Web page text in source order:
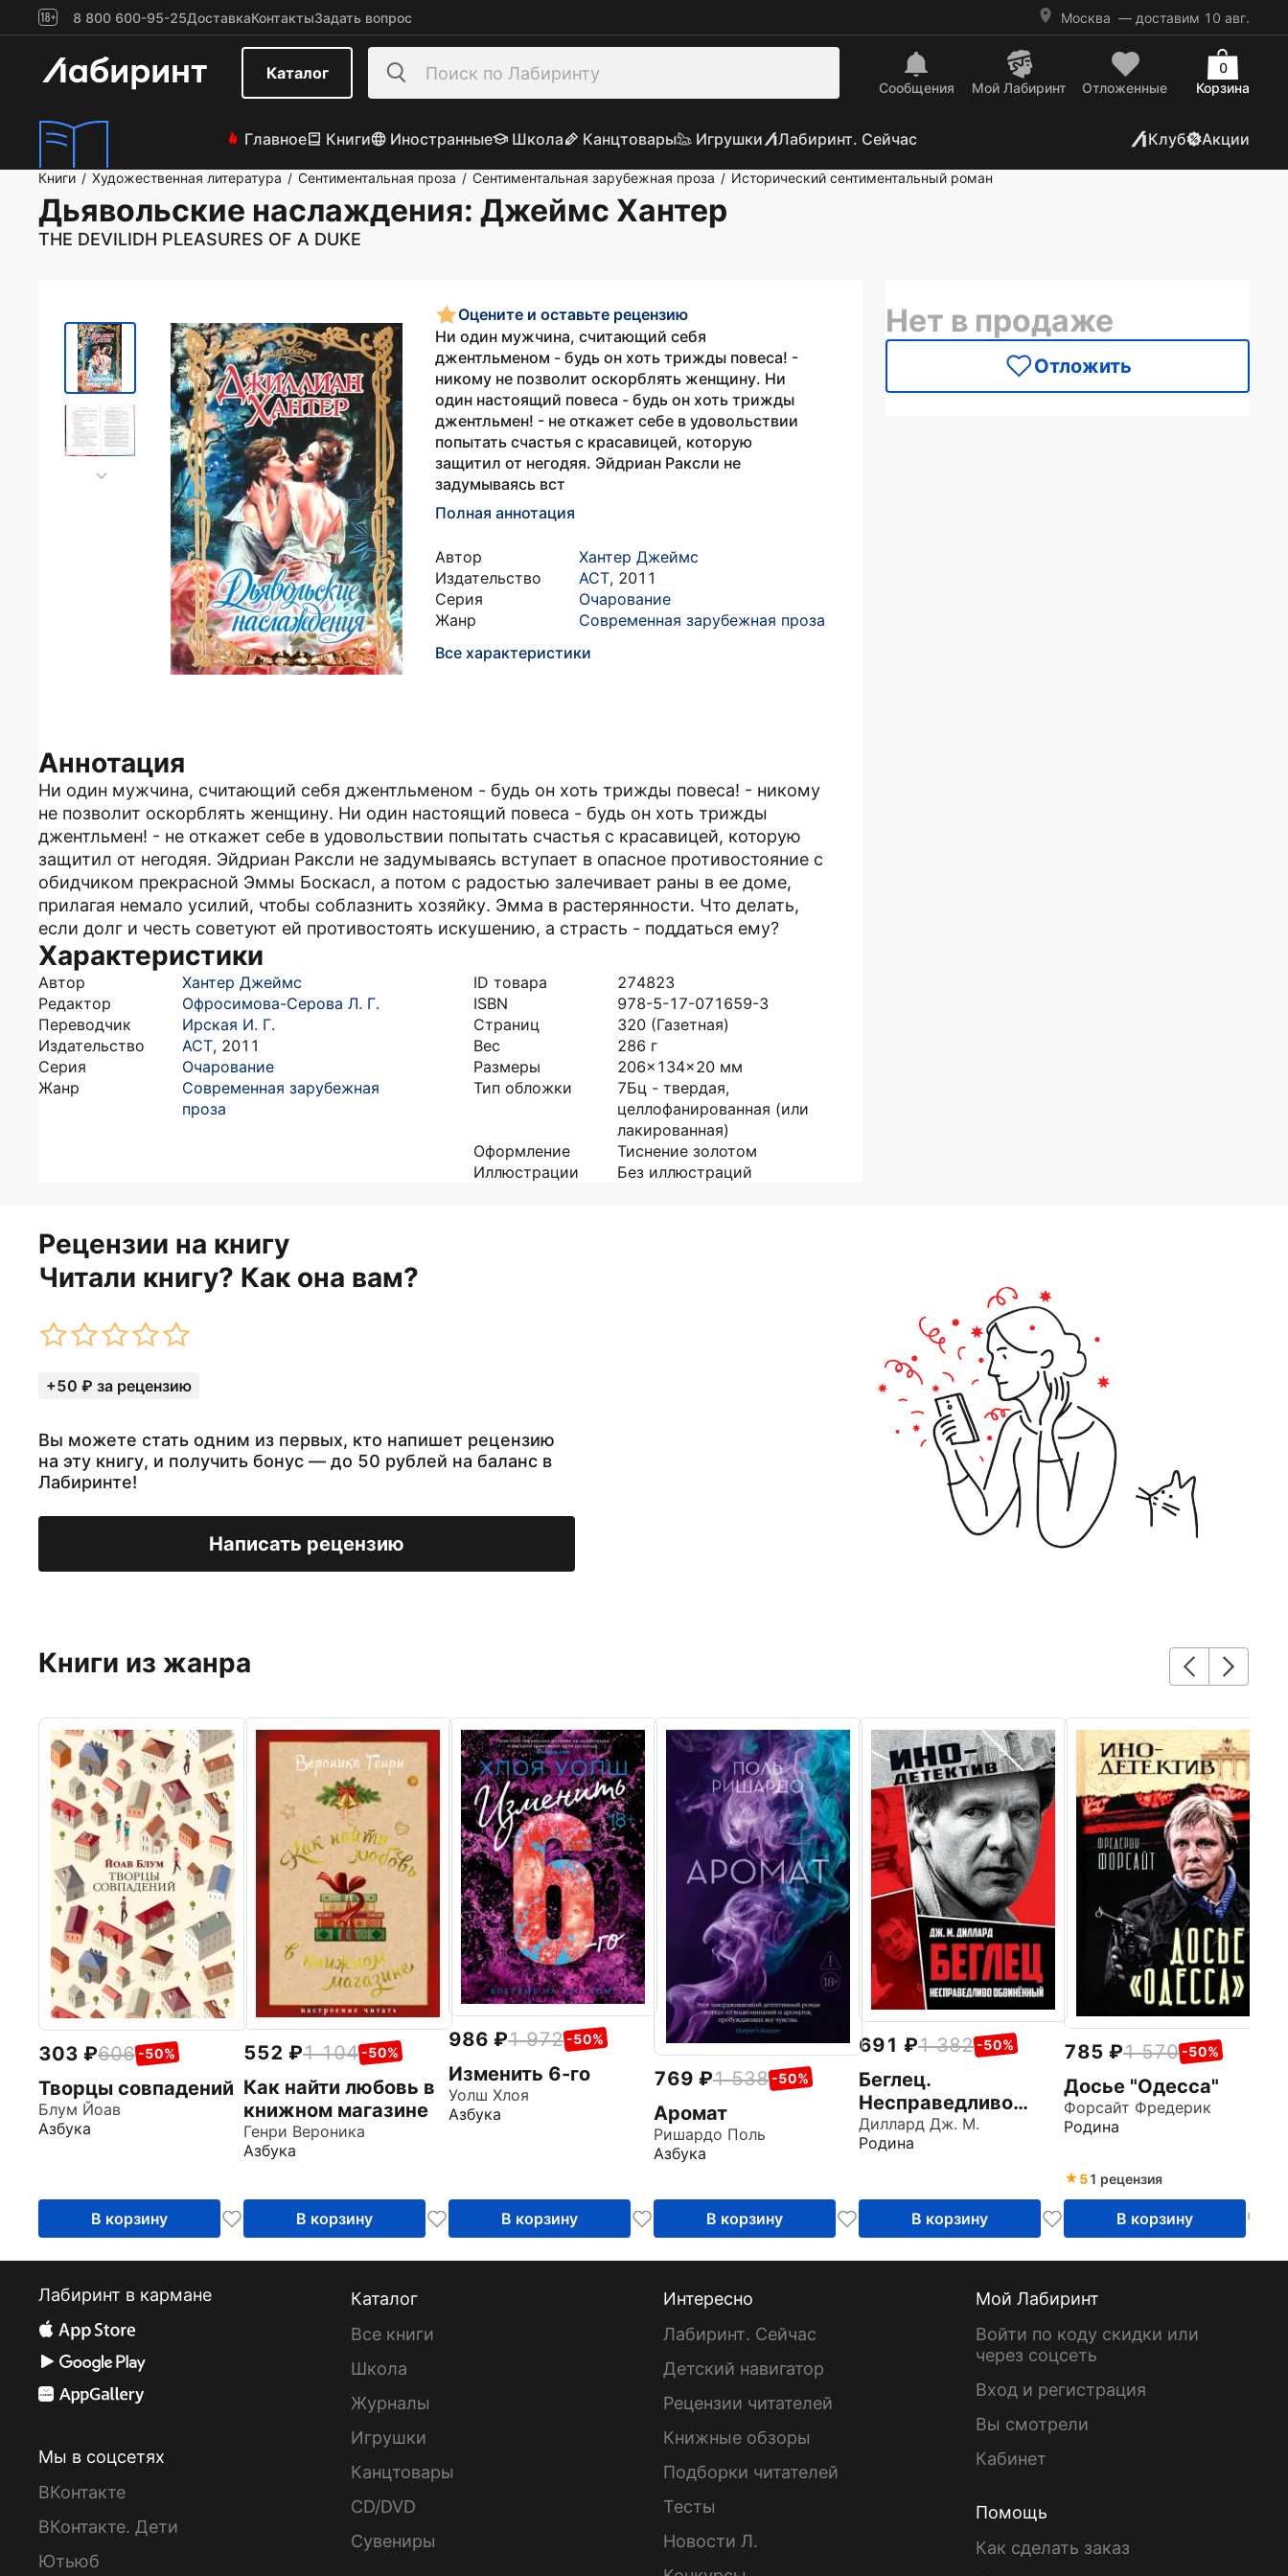
8 800 600-95-25ДоставкаКонтактыЗадать вопрос Москва — доставим 10 авг.
Каталог
Сообщения Mой Лабиринт Отложенные Корзина
0
Главное Книги Иностранные Школа Канцтовары Игрушки Лабиринт. Сейчас Клуб Акции
Книги / Художественная литература / Сентиментальная проза / Сентиментальная зарубежная проза / Исторический сентиментальный роман
Дьявольские наслаждения: Джеймс Хантер
THE DEVILIDH PLEASURES OF A DUKE
Оцените и оставьте рецензию
Ни один мужчина, считающий себя
джентльменом - будь он хоть трижды повеса! -
никому не позволит оскорблять женщину. Ни
один настоящий повеса - будь он хоть трижды
джентльмен! - не откажет себе в удовольствии
попытать счастья с красавицей, которую
защитил от негодяя. Эйдриан Раксли не
задумываясь вст
Полная аннотация
Автор
Хантер Джеймс
Издательство
АСТ, 2011
Серия
Очарование
Жанр
Современная зарубежная проза
Все характеристики
Аннотация
Ни один мужчина, считающий себя джентльменом - будь он хоть трижды повеса! - никому
не позволит оскорблять женщину. Ни один настоящий повеса - будь он хоть трижды
джентльмен! - не откажет себе в удовольствии попытать счастья с красавицей, которую
защитил от негодяя. Эйдриан Раксли не задумываясь вступает в опасное противостояние с
обидчиком прекрасной Эммы Боскасл, а потом с радостью залечивает раны в ее доме,
прилагая немало усилий, чтобы соблазнить хозяйку. Эмма в растерянности. Что делать,
если долг и честь советуют ей противостоять искушению, а страсть - поддаться ему?
Характеристики
Автор
Хантер Джеймс
Редактор
Офросимова-Серова Л. Г.
Переводчик
Ирская И. Г.
Издательство
АСТ, 2011
Серия
Очарование
Жанр
Современная зарубежная
проза
ID товара
274823
ISBN
978-5-17-071659-3
Страниц
320 (Газетная)
Вес
286 г
Размеры
206x134x20 мм
Тип обложки
7Бц - твердая,
целлофанированная (или
лакированная)
Оформление
Тиснение золотом
Иллюстрации
Без иллюстраций
Нет в продаже
Отложить
Рецензии на книгу
Читали книгу? Как она вам?
+50 ₽ за рецензию
Вы можете стать одним из первых, кто напишет рецензию
на эту книгу, и получить бонус — до 50 рублей на баланс в
Лабиринте!
Написать рецензию
Книги из жанра
303 606 -50%
Творцы совпадений
Блум Йоав
Азбука
В корзину
552 1 104 -50%
Как найти любовь в
книжном магазине
Генри Вероника
Азбука
В корзину
986 1 972 -50%
Изменить 6-го
Уолш Хлоя
Азбука
В корзину
769 1 538 -50%
Аромат
Ришардо Поль
Азбука
В корзину
691 1 382 -50%
Беглец.
Несправедливо
обвиненный
Диллард Дж. М.
Родина
В корзину
785 1 570 -50%
Досье "Одесса"
Форсайт Фредерик
Родина
51 рецензия
В корзину
Лабиринт в кармане
Мы в соцсетях
ВКонтакте
ВКонтакте. Дети
Ютьюб
Каталог
Все книги
Школа
Журналы
Игрушки
Канцтовары
CD/DVD
Сувениры
Интересно
Лабиринт. Сейчас
Детский навигатор
Рецензии читателей
Книжные обзоры
Подборки читателей
Тесты
Новости Л.
Мой Лабиринт
Войти по коду скидки или
через соцсеть
Вход и регистрация
Вы смотрели
Кабинет
Помощь
Как сделать заказ